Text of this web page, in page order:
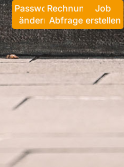
Passwort
ändern
Rechnung
Abfragen
Job
erstellen